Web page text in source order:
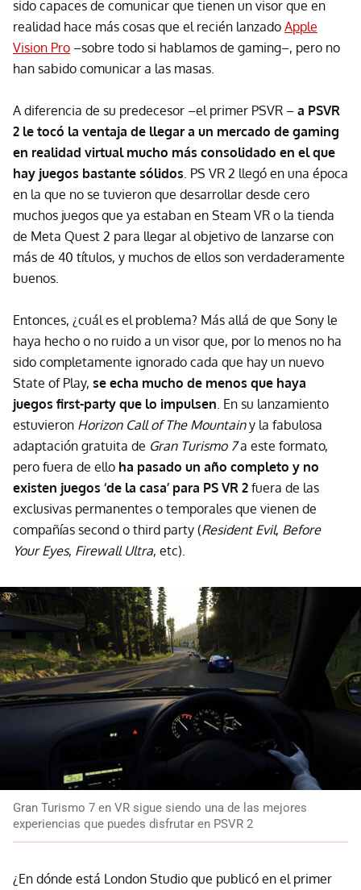
sido capaces de comunicar que tienen un visor que en
realidad hace más cosas que el recién lanzado Apple
Vision Pro –sobre todo si hablamos de gaming–, pero no
han sabido comunicar a las masas.
A diferencia de su predecesor –el primer PSVR – a PSVR
2 le tocó la ventaja de llegar a un mercado de gaming
en realidad virtual mucho más consolidado en el que
hay juegos bastante sólidos . PS VR 2 llegó en una época
en la que no se tuvieron que desarrollar desde cero
muchos juegos que ya estaban en Steam VR o la tienda
de Meta Quest 2 para llegar al objetivo de lanzarse con
más de 40 títulos, y muchos de ellos son verdaderamente
buenos.
Entonces, ¿cuál es el problema? Más allá de que Sony le
haya hecho o no ruido a un visor que, por lo menos no ha
sido completamente ignorado cada que hay un nuevo
State of Play, se echa mucho de menos que haya
juegos first-party que lo impulsen . En su lanzamiento
estuvieron Horizon Call of The Mountainy la fabulosa
adaptación gratuita de Gran Turismo 7a este formato,
pero fuera de ello ha pasado un año completo y no
existen juegos ‘de la casa’ para PS VR 2 fuera de las
exclusivas permanentes o temporales que vienen de
compañías second o third party (Resident Evil, Before
Your Eyes, Firewall Ultra, etc).
Gran Turismo 7 en VR sigue siendo una de las mejores
experiencias que puedes disfrutar en PSVR 2
¿En dónde está London Studio que publicó en el primer